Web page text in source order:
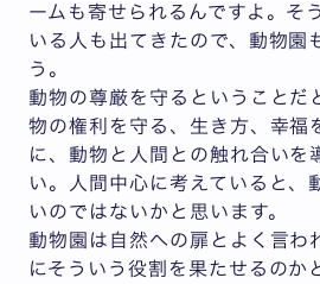
ームも寄せられるんですよ。そ
いる人も出てきたので、動物園
う。
動物の尊厳を守るということだ
物の権利を守る、生き方、幸福
に、動物と人間との触れ合いを
い。人間中心に考えていると、
いのではないかと思います。
動物園は自然への扉とよく言わ
にそういう役割を果たせるのか